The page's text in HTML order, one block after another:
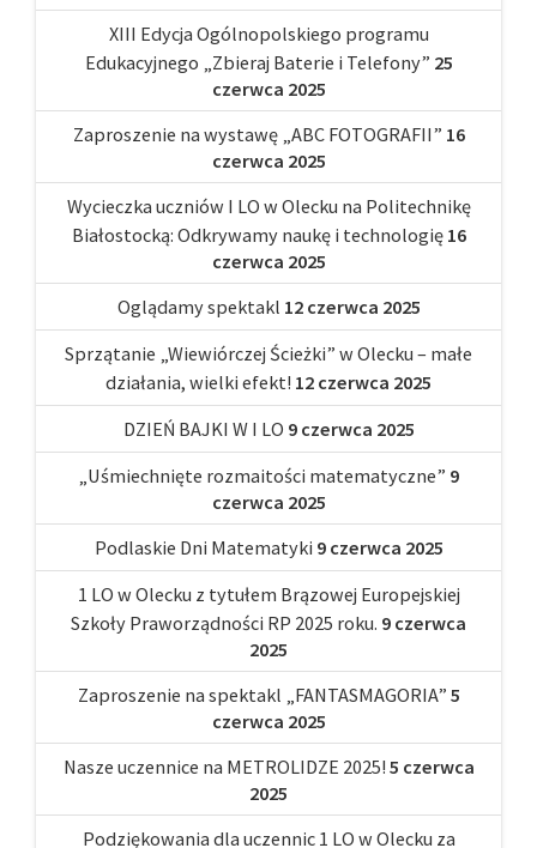
XIII Edycja Ogólnopolskiego programu
Edukacyjnego „Zbieraj Baterie i Telefony” 25
czerwca 2025
Zaproszenie na wystawę „ABC FOTOGRAFII” 16
czerwca 2025
Wycieczka uczniów I LO w Olecku na Politechnikę
Białostocką: Odkrywamy naukę i technologię 16
czerwca 2025
Oglądamy spektakl 12 czerwca 2025
Sprzątanie „Wiewiórczej Ścieżki” w Olecku – małe
działania, wielki efekt! 12 czerwca 2025
DZIEŃ BAJKI W I LO 9 czerwca 2025
„Uśmiechnięte rozmaitości matematyczne” 9
czerwca 2025
Podlaskie Dni Matematyki 9 czerwca 2025
1 LO w Olecku z tytułem Brązowej Europejskiej
Szkoły Praworządności RP 2025 roku. 9 czerwca
2025
Zaproszenie na spektakl „FANTASMAGORIA” 5
czerwca 2025
Nasze uczennice na METROLIDZE 2025! 5 czerwca
2025
Podziękowania dla uczennic 1 LO w Olecku za